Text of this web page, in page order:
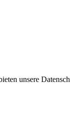
unsere